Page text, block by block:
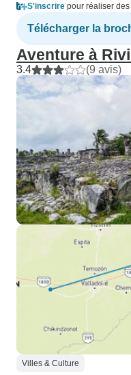
S'inscrire pour réaliser
Télécharger la
Aventure à
3.4 (9 avis)
Villes & Culture